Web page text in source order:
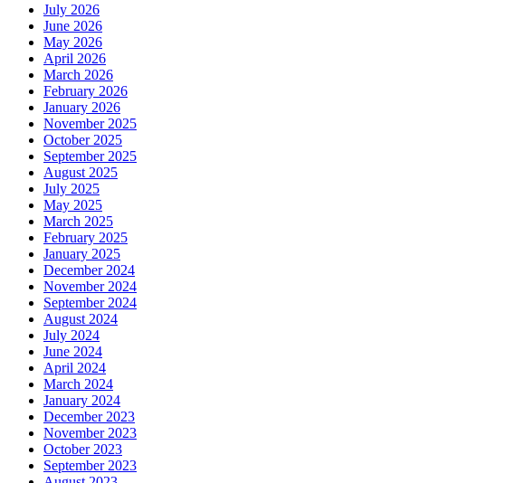
July 2026
June 2026
May 2026
April 2026
March 2026
February 2026
January 2026
November 2025
October 2025
September 2025
August 2025
July 2025
May 2025
March 2025
February 2025
January 2025
December 2024
November 2024
September 2024
August 2024
July 2024
June 2024
April 2024
March 2024
January 2024
December 2023
November 2023
October 2023
September 2023